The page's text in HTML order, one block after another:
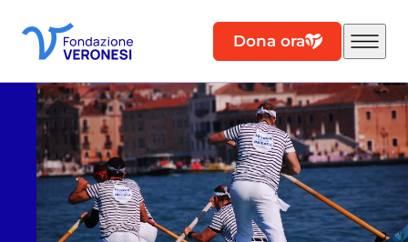
Dona ora